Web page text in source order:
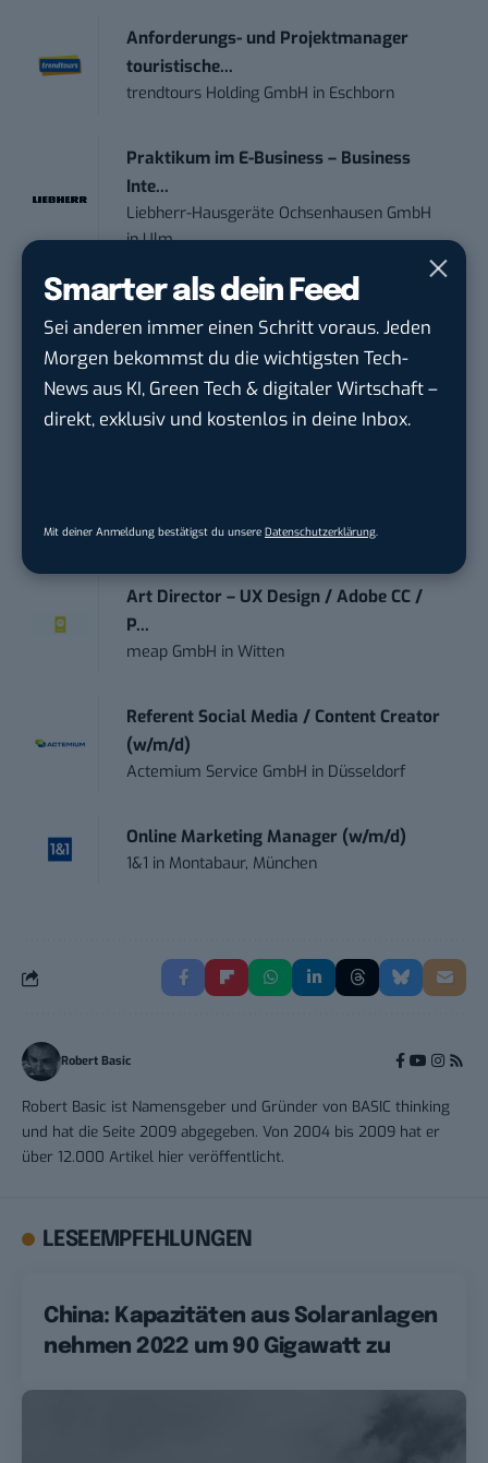
Smarter als dein Feed
Sei anderen immer einen Schritt voraus. Jeden
Morgen bekommst du die wichtigsten Tech-
News aus KI, Green Tech & digitaler Wirtschaft –
direkt, exklusiv und kostenlos in deine Inbox.
Mit deiner Anmeldung bestätigst du unsere Datenschutzerklärung
Anforderungs- und Projektmanager
touristische...
trendtours Holding GmbH in Eschborn
Praktikum im E-Business – Business
Inte...
Liebherr-Hausgeräte Ochsenhausen GmbH
inUlm
Praktikant*in – Social Media
Management...
Garados Swimwear – MWN Holding GmbH
Düsseldorf
inBochum
Art Director – UX Design / Adobe CC /
P...
meap GmbH inWitten
Referent Social Media / Content Creator
(w/m/d)
Actemium Service GmbH in Düsseldorf
Online Marketing Manager (w/m/d)
1&1 in Montabaur, München
Robert Basic
Robert Basic ist Namensgeber und Gründer von BASIC thinking
und hat die Seite 2009 abgegeben. Von 2004 bis 2009 hat er
über 12.000 Artikel hier veröffentlicht.
LESEEMPFEHLUNGEN
China: Kapazitäten aus Solaranlagen
nehmen 2022 um 90 Gigawatt zu